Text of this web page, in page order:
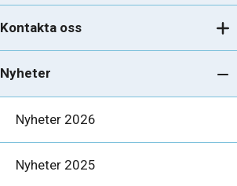
Kontakta oss
Nyheter
Nyheter 2026
Nyheter 2025